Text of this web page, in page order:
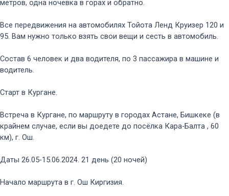
метров, одна ночевка в горах и обратно.
Все передвижения на автомобилях Тойота Ленд Круизер 120 и
95. Вам нужно только взять свои вещи и сесть в автомобиль.
Состав 6 человек и два водителя, по 3 пассажира в машине и
водитель.
Старт в Кургане.
Встреча в Кургане, по маршруту в городах Астане, Бишкеке (в
крайнем случае, если вы доедете до посёлка Кара-Балта , 60
км), г. Ош.
Даты 26.05-15.06.2024. 21 день (20 ночей)
Начало маршрута в г. Ош Киргизия.